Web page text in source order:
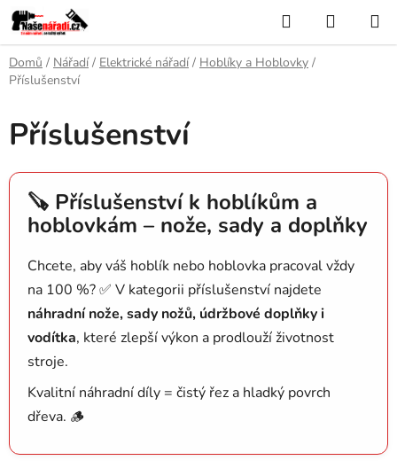
Přejít
na
obsah
Hledat
KOŠÍK
Domů / Nářadí / Elektrické nářadí / Hoblíky a Hoblovky /
Příslušenství
Příslušenství
🪚 Příslušenství k hoblíkům a
hoblovkám – nože, sady a doplňky
Chcete, aby váš hoblík nebo hoblovka pracoval vždy
na 100 %? ✅ V kategorii příslušenství najdete
náhradní nože, sady nožů, údržbové doplňky i
vodítka, které zlepší výkon a prodlouží životnost
stroje.
Kvalitní náhradní díly = čistý řez a hladký povrch
dřeva. 🪵